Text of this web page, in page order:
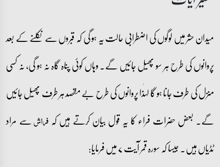
میدان حشر میں لوگوں کی اضطرابی حالت یہ ہو گی کہ قبروں سے نکلنے کے بعد
پروانوں کی طرح ہر سو پھیل جائیں گے۔ وہاں کوئی پناہ گاہ نہ ہو گی، نہ کسی
منزل کی طرف جانا ہو گا لہٰذا پروانوں کی طرح بے مقصد ہر طرف پھیل جائیں
گے۔ بعض حضرات فراء کا یہ قول بیان کرتے ہیں کہفراشسے مراد
ٹڈیاں ہیں۔ جیسا کہ سورہ قمر آیت ۷ میں فرمایا: